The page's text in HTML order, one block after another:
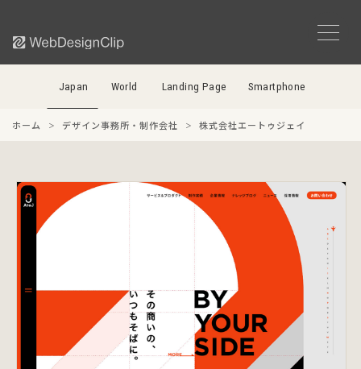
Japan World Landing Page Smartphone
ホーム デザイン事務所・制作会社 株式会社エートゥジェイ